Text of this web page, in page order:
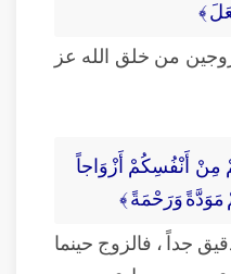
﴾
من خلق الله عز
مِنْ أَنْفُسِكُمْ أَزْوَاجاً
مَوَدَّةً وَرَحْمَةً ﴾
جداً ، فالزوج حينما